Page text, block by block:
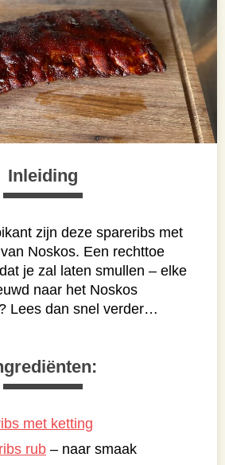
Inleiding
zijn deze spareribs met
Noskos. Een rechttoe
je zal laten smullen – elke
naar het Noskos
Lees dan snel verder…
met ketting
rub – naar smaak